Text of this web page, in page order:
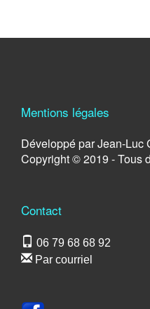
Mentions légales
Développé par Jean-Luc
Copyright © 2019 - Tous
Contact
06 79 68 68 92
Par courriel